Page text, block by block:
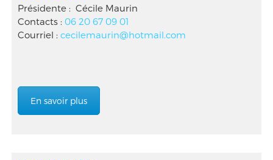
Présidente : Cécile Maurin
Contacts : 06 20 67 09 01
Courriel : cecilemaurin@hotmail.com
En savoir plus